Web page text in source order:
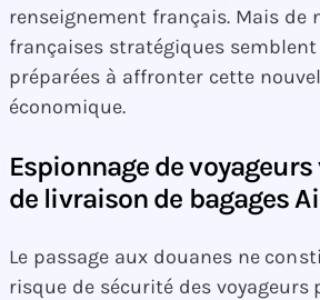
renseignement français. Mais de
françaises stratégiques
préparées à affronter cette
économique.
Espionnage de
de livraison de bagages
Le passage aux douanes ne
risque de sécurité des voyageurs